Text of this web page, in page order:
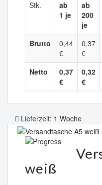
Stk.
ab
1 je
ab
200
je
Brutto
0,44
€
0,37
€
Netto
0,37
€
0,32
€
Lieferzeit: 1 Woche
weiß